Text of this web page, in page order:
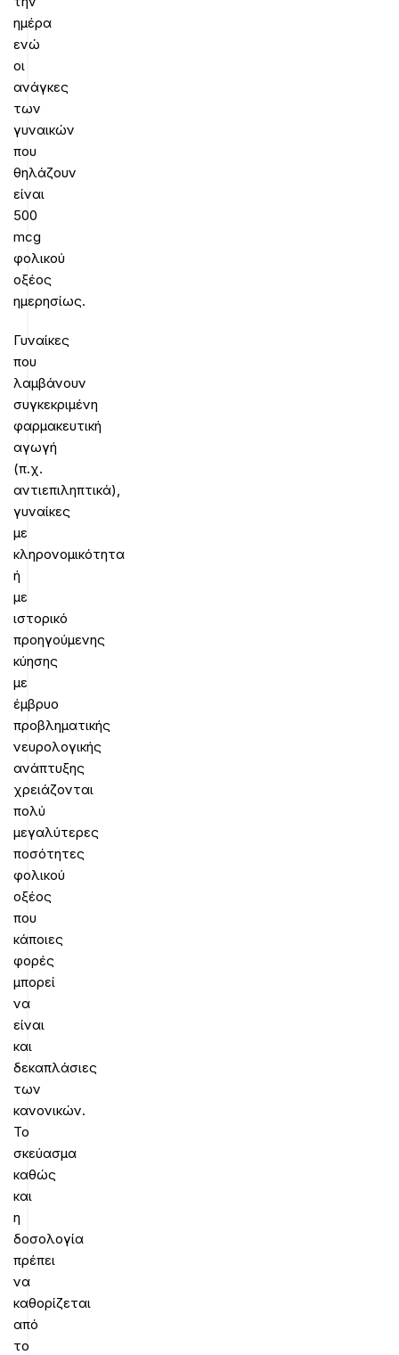
ημέρα
ενώ
οι
ανάγκες
των
γυναικών
που
θηλάζουν
είναι
500
mcg
φολικού
οξέος
ημερησίως.
Γυναίκες
που
λαμβάνουν
συγκεκριμένη
φαρμακευτική
αγωγή
(π.χ.
αντιεπιληπτικά),
γυναίκες
με
κληρονομικότητα
ή
με
ιστορικό
προηγούμενης
κύησης
με
έμβρυο
προβληματικής
νευρολογικής
ανάπτυξης
χρειάζονται
πολύ
μεγαλύτερες
ποσότητες
φολικού
οξέος
που
κάποιες
φορές
μπορεί
να
είναι
και
δεκαπλάσιες
των
κανονικών.
Το
σκεύασμα
καθώς
και
η
δοσολογία
πρέπει
να
καθορίζεται
από
το